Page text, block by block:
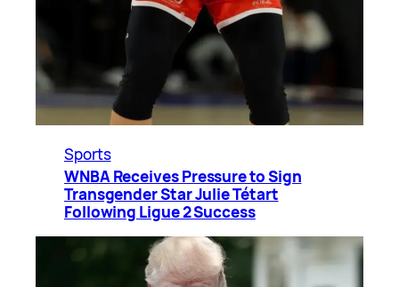
Sports
WNBA Receives Pressure to Sign
Transgender Star Julie Tétart
Following Ligue 2 Success